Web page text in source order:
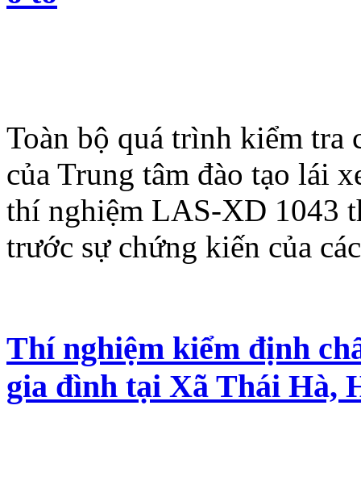
Toàn bộ quá trình kiểm tra
của Trung tâm đào tạo lái
thí nghiệm LAS-XD 1043
trước sự chứng kiến của
Thí nghiệm kiểm định
gia đình tại Xã Thái Hà,